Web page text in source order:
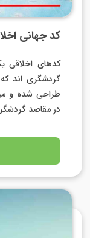
کد جهانی اخلاق
کدهای اخلاقی یکی
گردشگری اند که برای
طراحی شده و
در مقاصد گردشگری